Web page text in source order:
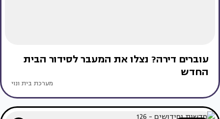
עוברים דירה? נצלו את המעבר לסידור הבית
החדש
מערכת בית ונוי